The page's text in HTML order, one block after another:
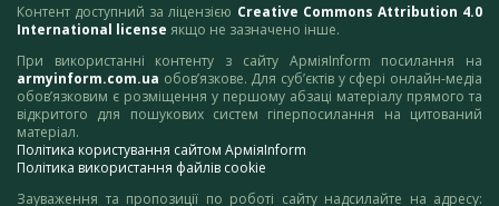
Контент доступний за ліцензією Creative Commons Attribution 4.0
International license якщо не зазначено інше.
При використанні контенту з сайту АрміяInform посилання на
armyinform.com.ua обов’язкове. Для суб’єктів у сфері онлайн-медіа
обов’язковим є розміщення у першому абзаці матеріалу прямого та
відкритого для пошукових систем гіперпосилання на цитований
матеріал.
Політика користування сайтом АрміяInform
Політика використання файлів cookie
Зауваження та пропозиції по роботі сайту надсилайте на адресу: